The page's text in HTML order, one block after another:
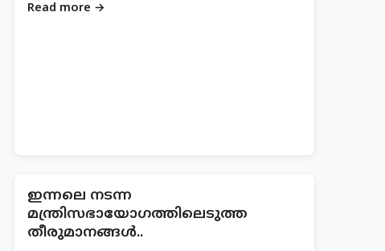
Read more →
ഇന്നലെ നടന്ന
മന്ത്രിസഭായോഗത്തിലെടുത്ത
തീരുമാനങ്ങൾ..